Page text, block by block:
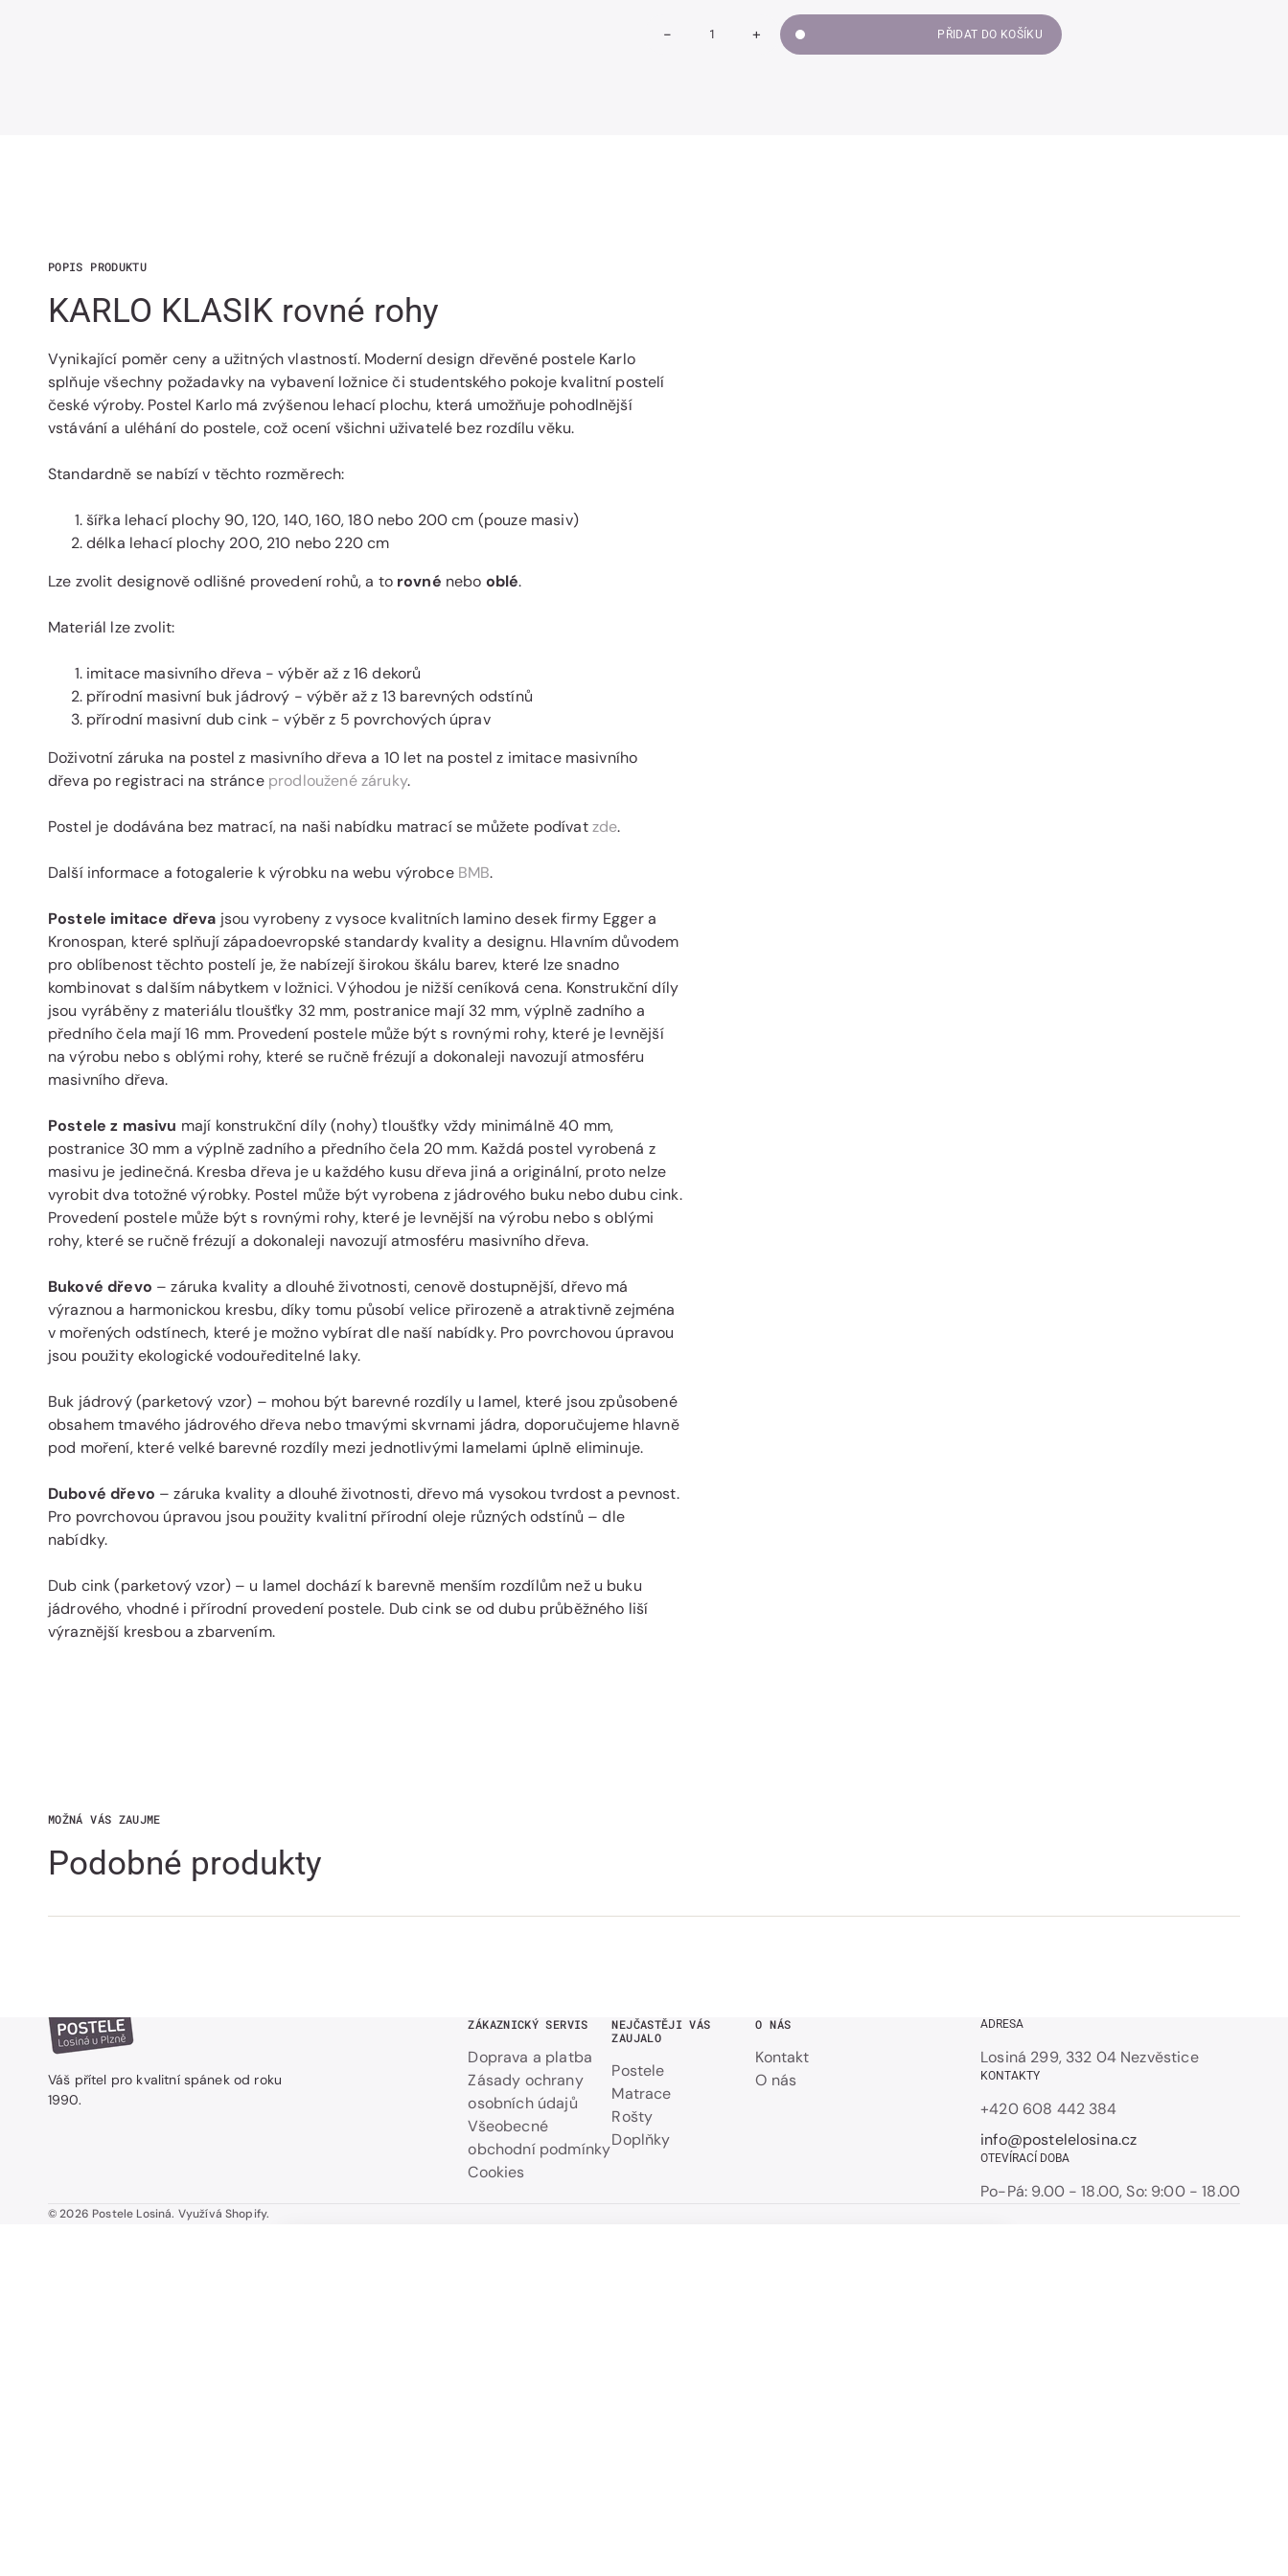
Snížit
-
Zvýšit
množství
+ PŘIDAT DO KOŠÍKU
POPIS PRODUKTU
KARLO KLASIK rovné rohy
Vynikající poměr ceny a užitných vlastností. Moderní design dřevěné postele Karlo
splňuje všechny požadavky na vybavení ložnice či studentského pokoje kvalitní postelí
české výroby. Postel Karlo má zvýšenou lehací plochu, která umožňuje pohodlnější
vstávání a uléhání do postele, což ocení všichni uživatelé bez rozdílu věku.
Standardně se nabízí v těchto rozměrech:
šířka lehací plochy 90, 120, 140, 160, 180 nebo 200 cm (pouze masiv)
délka lehací plochy 200, 210 nebo 220 cm
Lze zvolit designově odlišné provedení rohů, a to rovné nebo oblé.
Materiál lze zvolit:
imitace masivního dřeva - výběr až z 16 dekorů
přírodní masivní buk jádrový - výběr až z 13 barevných odstínů
přírodní masivní dub cink - výběr z 5 povrchových úprav
Doživotní záruka na postel z masivního dřeva a 10 let na postel z imitace masivního
dřeva po registraci na stránce prodloužené záruky.
Postel je dodávána bez matrací, na naši nabídku matrací se můžete podívatzde.
Další informace a fotogalerie k výrobku na webu výrobce BMB.
Postele imitace dřeva jsou vyrobeny z vysoce kvalitních lamino desek firmy Egger a
Kronospan, které splňují západoevropské standardy kvality a designu. Hlavním důvodem
pro oblíbenost těchto postelí je, že nabízejí širokou škálu barev, které lze snadno
kombinovat s dalším nábytkem v ložnici. Výhodou je nižší ceníková cena. Konstrukční díly
jsou vyráběny z materiálu tloušťky 32 mm, postranice mají 32 mm, výplně zadního a
předního čela mají 16 mm. Provedení postele může být s rovnými rohy, které je levnější
na výrobu nebo s oblými rohy, které se ručně frézují a dokonaleji navozují atmosféru
masivního dřeva.
Postele z masivu mají konstrukční díly (nohy) tloušťky vždy minimálně 40 mm,
postranice 30 mm a výplně zadního a předního čela 20 mm. Každá postel vyrobená z
masivu je jedinečná. Kresba dřeva je u každého kusu dřeva jiná a originální, proto nelze
vyrobit dva totožné výrobky. Postel může být vyrobena z jádrového buku nebo dubu cink.
Provedení postele může být s rovnými rohy, které je levnější na výrobu nebo s oblými
rohy, které se ručně frézují a dokonaleji navozují atmosféru masivního dřeva.
Bukové dřevo – záruka kvality a dlouhé životnosti, cenově dostupnější, dřevo má
výraznou a harmonickou kresbu, díky tomu působí velice přirozeně a atraktivně zejména
v mořených odstínech, které je možno vybírat dle naší nabídky. Pro povrchovou úpravou
jsou použity ekologické vodouředitelné laky.
Buk jádrový (parketový vzor) – mohou být barevné rozdíly u lamel, které jsou způsobené
obsahem tmavého jádrového dřeva nebo tmavými skvrnami jádra, doporučujeme hlavně
pod moření, které velké barevné rozdíly mezi jednotlivými lamelami úplně eliminuje.
Dubové dřevo – záruka kvality a dlouhé životnosti, dřevo má vysokou tvrdost a pevnost.
Pro povrchovou úpravou jsou použity kvalitní přírodní oleje různých odstínů – dle
nabídky.
Dub cink (parketový vzor) – u lamel dochází k barevně menším rozdílům než u buku
jádrového, vhodné i přírodní provedení postele. Dub cink se od dubu průběžného liší
výraznější kresbou a zbarvením.
MOŽNÁ VÁS ZAUJME
Podobné produkty
Váš přítel pro kvalitní spánek od roku
1990.
ZÁKAZNICKÝ SERVIS
Doprava a platba
Zásady ochrany
osobních údajů
Všeobecné
obchodní podmínky
Cookies
NEJČASTĚJI VÁS
ZAUJALO
Postele
Matrace
Rošty
Doplňky
O NÁS
Kontakt
O nás
ADRESA
Losiná 299, 332 04 Nezvěstice
KONTAKTY
+420 608 442 384
info@postelelosina.cz
OTEVÍRACÍ DOBA
Po-Pá: 9.00 - 18.00, So: 9:00 - 18.00
© 2026 Postele Losiná. Využívá Shopify.